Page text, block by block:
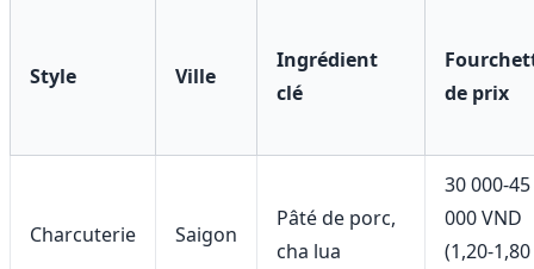
Style Ville
Ingrédient
clé
de prix
Charcuterie Saigon
Pâté de porc,
cha lua
30 000-45
000 VND
(1,20-1,80